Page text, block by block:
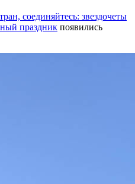
соединяйтесь: звездочеты
праздник появились